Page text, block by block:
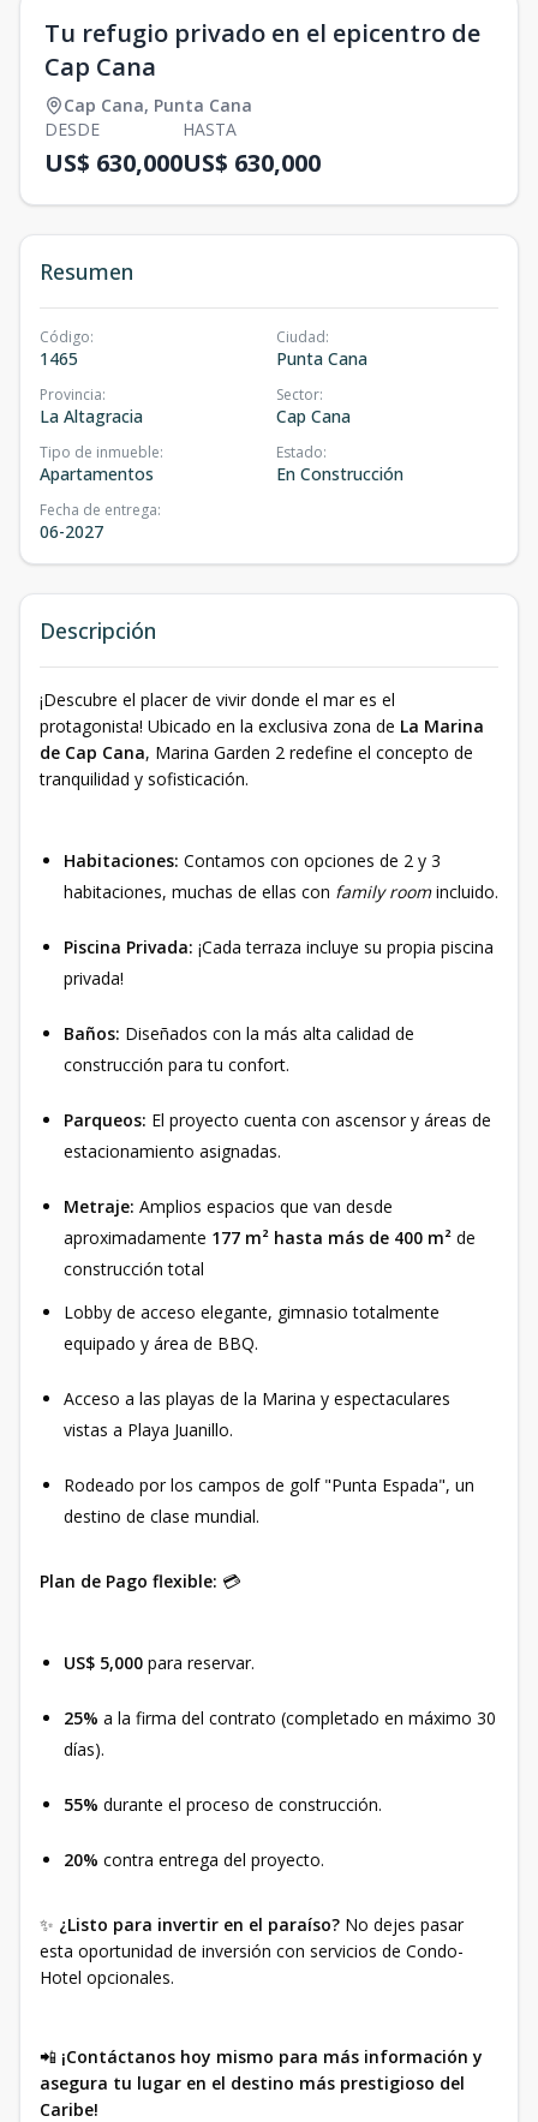
Tu refugio privado en el epicentro de
Cap Cana
Cap Cana, Punta Cana
DESDE
US$ 630,000
HASTA
US$ 630,000
Resumen
Código:
1465
Ciudad:
Punta Cana
Provincia:
La Altagracia
Sector:
Cap Cana
Tipo de inmueble:
Apartamentos
Estado:
En Construcción
Fecha de entrega:
06-2027
Descripción
¡Descubre el placer de vivir donde el mar es el
protagonista! Ubicado en la exclusiva zona de La Marina
de Cap Cana, Marina Garden 2 redefine el concepto de
tranquilidad y sofisticación.
Habitaciones: Contamos con opciones de 2 y 3
habitaciones, muchas de ellas con family roomincluido.
Piscina Privada: ¡Cada terraza incluye su propia piscina
privada!
Baños: Diseñados con la más alta calidad de
construcción para tu confort.
Parqueos: El proyecto cuenta con ascensor y áreas de
estacionamiento asignadas.
Metraje: Amplios espacios que van desde
aproximadamente 177 m² hasta más de 400 m² de
construcción total
Lobby de acceso elegante, gimnasio totalmente
equipado y área de BBQ.
Acceso a las playas de la Marina y espectaculares
vistas a Playa Juanillo.
Rodeado por los campos de golf "Punta Espada", un
destino de clase mundial.
Plan de Pago flexible: 💳
US$ 5,000 para reservar.
25% a la firma del contrato (completado en máximo 30
días).
55% durante el proceso de construcción.
20% contra entrega del proyecto.
✨ ¿Listo para invertir en el paraíso? No dejes pasar
esta oportunidad de inversión con servicios de Condo-
Hotel opcionales.
📲 ¡Contáctanos hoy mismo para más información y
asegura tu lugar en el destino más prestigioso del
Caribe!